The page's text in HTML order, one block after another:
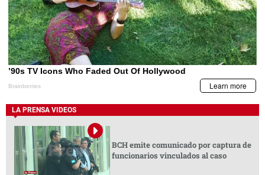
LA PRENSA VIDEOS
BCH emite comunicado por captura de
funcionarios vinculados al caso